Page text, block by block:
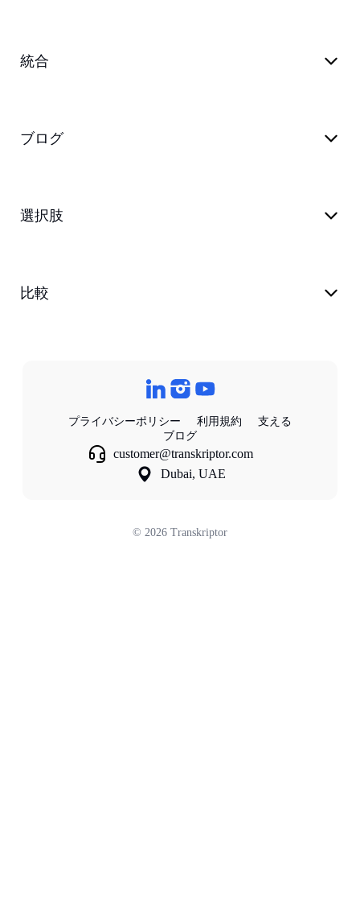
統合
ブログ
選択肢
比較
プライバシーポリシー 利用規約
支える
ブログ
customer@transkriptor.com
Dubai, UAE
© 2026 Transkriptor